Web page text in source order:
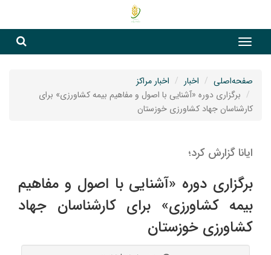
صفحه‌اصلی اخبار
اخبار مراکز
برگزاری دوره «آشنایی با اصول و مفاهیم بیمه کشاورزی» برای
کارشناسان جهاد کشاورزی خوزستان
ایانا گزارش کرد؛
برگزاری دوره «آشنایی با اصول و مفاهیم
بیمه کشاورزی» برای کارشناسان جهاد
کشاورزی خوزستان